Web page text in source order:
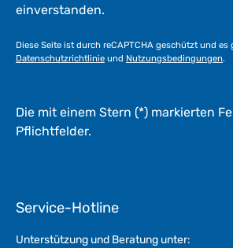
einverstanden.
Diese Seite ist durch reCAPTCHA geschützt und es
Datenschutzrichtlinie und Nutzungsbedingungen.
Die mit einem Stern (*) markierten
Pflichtfelder.
Service-Hotline
Unterstützung und Beratung unter: